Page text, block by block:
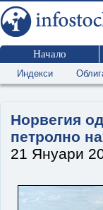
Начало
Индекси
Норвегия
петролно
21 Януари